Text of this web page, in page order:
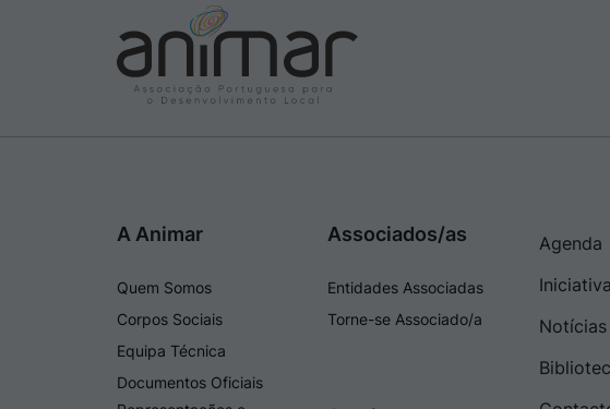
A Animar
Quem Somos
Corpos Sociais
Equipa Técnica
Documentos Oficiais
Associados/as
Entidades Associadas
Torne-se Associado/a
Agenda
Notícias